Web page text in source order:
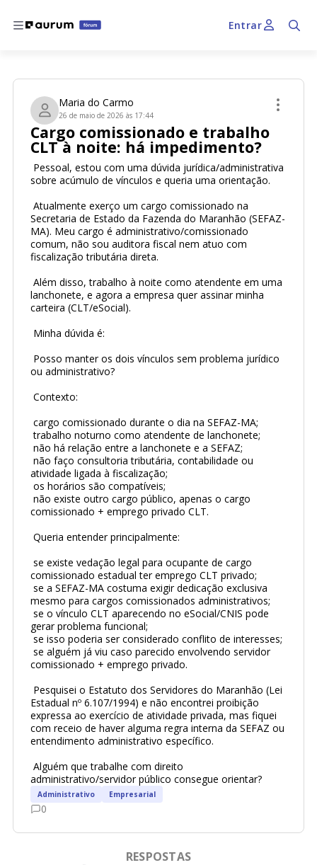
Entrar
Maria do Carmo
26 de maio de 2026 às 17:44
Cargo comissionado e trabalho
CLT à noite: há impedimento?
sobre acúmulo de vínculos e queria uma orientação.
Secretaria de Estado da Fazenda do Maranhão (SEFAZ-
MA). Meu cargo é administrativo/comissionado
comum, não sou auditora fiscal nem atuo com
fiscalização tributária direta.
lanchonete, e agora a empresa quer assinar minha
carteira (CLT/eSocial).
Minha dúvida é:
ou administrativo?
Contexto:
cargo comissionado durante o dia na SEFAZ-MA;
trabalho noturno como atendente de lanchonete;
não há relação entre a lanchonete e a SEFAZ;
atividade ligada à fiscalização;
os horários são compatíveis;
comissionado + emprego privado CLT.
Queria entender principalmente:
comissionado estadual ter emprego CLT privado;
mesmo para cargos comissionados administrativos;
gerar problema funcional;
se isso poderia ser considerado conflito de interesses;
comissionado + emprego privado.
Estadual nº 6.107/1994) e não encontrei proibição
expressa ao exercício de atividade privada, mas fiquei
com receio de haver alguma regra interna da SEFAZ ou
entendimento administrativo específico.
administrativo/servidor público consegue orientar?
Administrativo Empresarial
0
RESPOSTAS